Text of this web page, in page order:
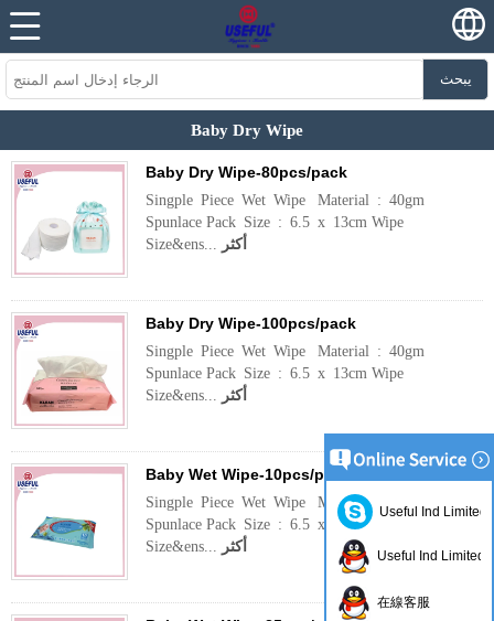
يبحث
Baby Dry Wipe
Baby Dry Wipe-80pcs/pack
Singple Piece Wet Wipe Material : 40gm
Spunlace Pack Size : 6.5 x 13cm Wipe
Size&ens... أكثر
Baby Dry Wipe-100pcs/pack
Singple Piece Wet Wipe Material : 40gm
Spunlace Pack Size : 6.5 x 13cm Wipe
Size&ens... أكثر
Baby Wet Wipe-10pcs/pack
Singple Piece Wet Wipe Material : 40gm
Spunlace Pack Size : 6.5 x 13cm Wipe
Size&ens... أكثر
Useful Ind Limited
Useful Ind Limited
在線客服